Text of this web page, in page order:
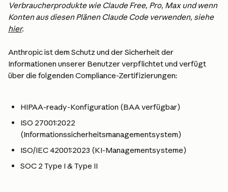
Verbraucherprodukte wie Claude Free, Pro, Max und wenn
Konten aus diesen Plänen Claude Code verwenden, siehe
hier.
Anthropic ist dem Schutz und der Sicherheit der
Informationen unserer Benutzer verpflichtet und verfügt
über die folgenden Compliance-Zertifizierungen:
HIPAA-ready-Konfiguration (BAA verfügbar)
ISO 27001:2022
(Informationssicherheitsmanagementsystem)
ISO/IEC 42001:2023 (KI-Managementsysteme)
SOC 2 Type I & Type II